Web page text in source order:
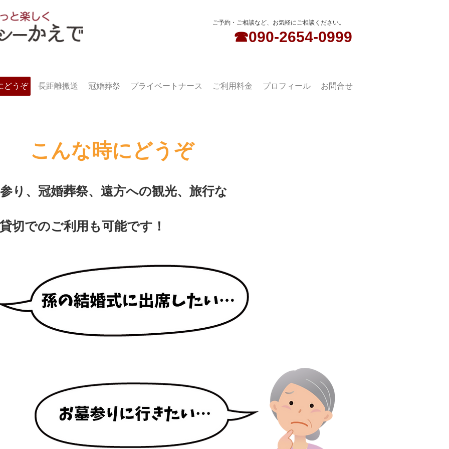
​ご予約・ご相談など、お気軽にご相談ください。
​☎090-2654-0999
どうぞ 長距離搬送 冠婚葬祭 プライベートナース ご利用料金 プロフィール お問合せ
こんな時にどうぞ
り、冠婚葬祭、遠方への観光、旅行な
切でのご利用も可能です！